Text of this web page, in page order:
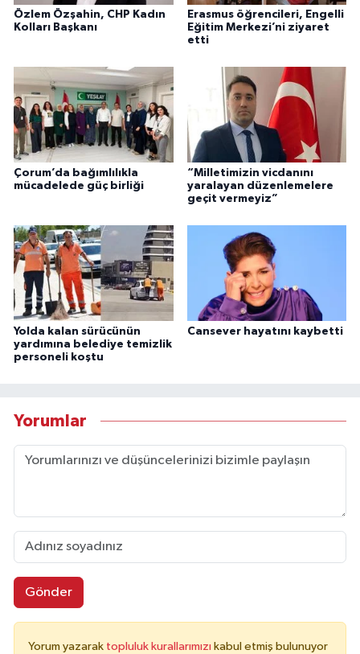
Özlem Özşahin, CHP Kadın
Kolları Başkanı
Erasmus öğrencileri, Engelli
Eğitim Merkezi’ni ziyaret
etti
Çorum’da bağımlılıkla
mücadelede güç birliği
“Milletimizin vicdanını
yaralayan düzenlemelere
geçit vermeyiz”
Yolda kalan sürücünün
yardımına belediye temizlik
personeli koştu
Cansever hayatını kaybetti
Yorumlar
Gönder
Yorum yazarak topluluk kurallarımızı kabul etmiş bulunuyor